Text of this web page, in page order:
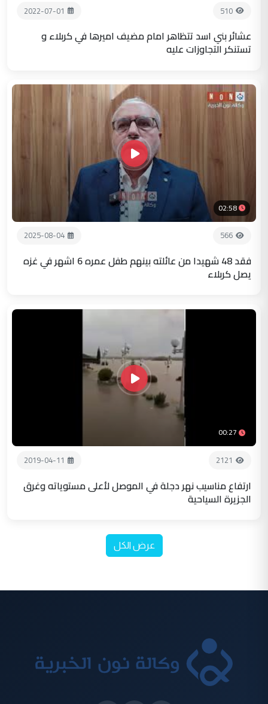
510
2022-07-01
عشائر بني اسد تتظاهر امام مضيف اميرها في كربلاء و
تستنكر التجاوزات عليه
02:58
566
2025-08-04
فقد 48 شهيدا من عائلته بينهم طفل عمره 6 اشهر في غزه
يصل كربلاء
00:27
2121
2019-04-11
ارتفاع مناسيب نهر دجلة في الموصل لأعلى مستوياته وغرق
الجزيرة السياحية
عرض الكل